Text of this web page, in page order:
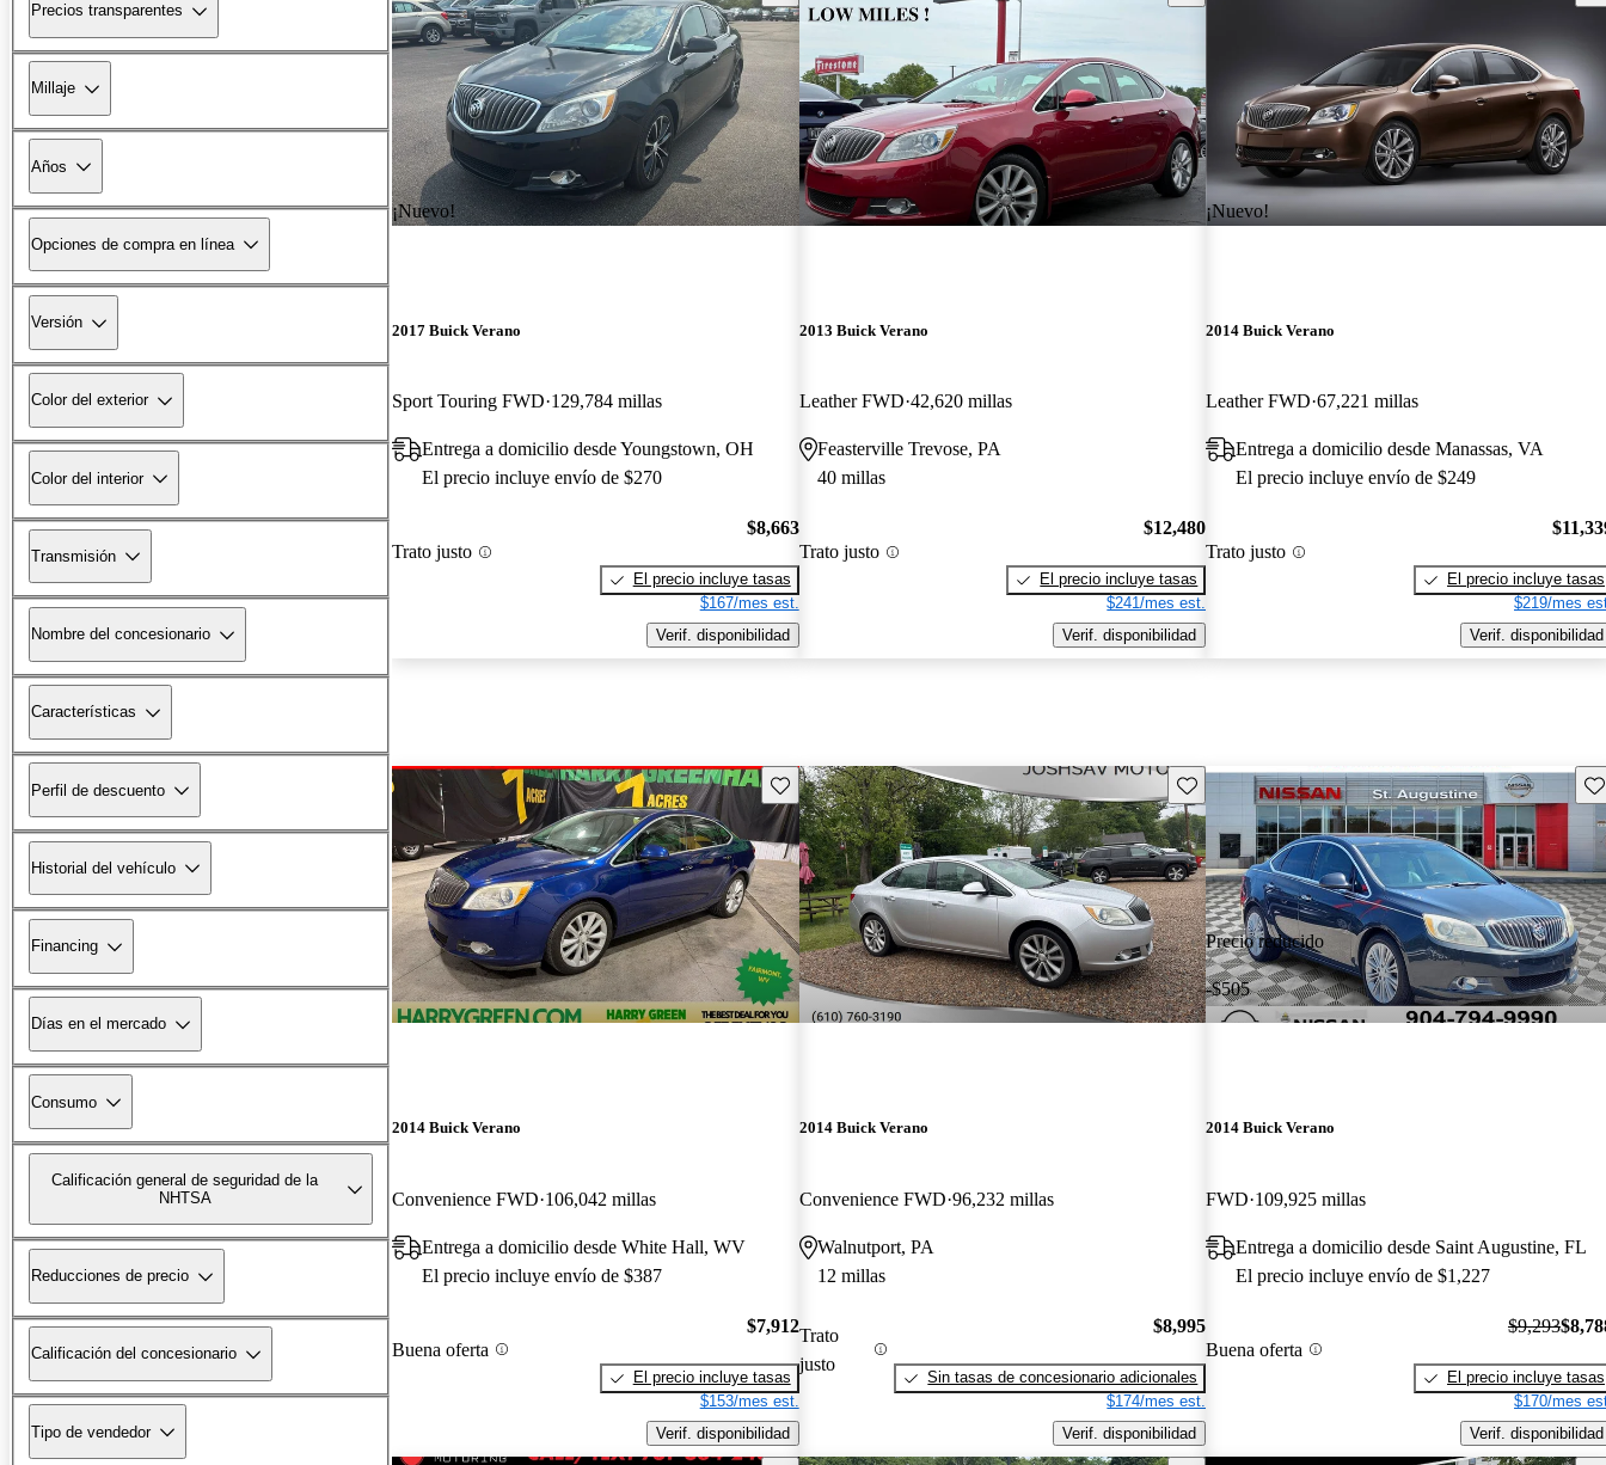
Precios transparentes
Millaje
Años
Opciones de compra en línea
Versión
Color del exterior
Color del interior
Transmisión
Nombre del concesionario
Características
Perfil de descuento
Historial del vehículo
Financing
Días en el mercado
Consumo
Calificación general de seguridad de la
NHTSA
Reducciones de precio
Calificación del concesionario
Tipo de vendedor
¡Nuevo!
2017 Buick Verano
Sport Touring FWD 129,784 millas
Entrega a domicilio desde Youngstown, OH
El precio incluye envío de $270
Trato justo
$8,663
El precio incluye tasas
$167/mes est.
Verif. disponibilidad
2013 Buick Verano
Leather FWD 42,620 millas
Feasterville Trevose, PA
40 millas
Trato justo
$12,480
El precio incluye tasas
$241/mes est.
Verif. disponibilidad
¡Nuevo!
2014 Buick Verano
Leather FWD 67,221 millas
Entrega a domicilio desde Manassas, VA
El precio incluye envío de $249
Trato justo
El precio incluye tasas
$219/mes
Verif. disponibilidad
Guarda este Aviso
2014 Buick Verano
Convenience FWD 106,042 millas
Entrega a domicilio desde White Hall, WV
El precio incluye envío de $387
Buena oferta
$7,912
El precio incluye tasas
$153/mes est.
Verif. disponibilidad
Guarda este Aviso
2014 Buick Verano
Convenience FWD 96,232 millas
Walnutport, PA
12 millas
Trato
justo
$8,995
Sin tasas de concesionario adicionales
$174/mes est.
Verif. disponibilidad
Precio reducido
-$505
2014 Buick Verano
FWD 109,925 millas
Entrega a domicilio desde Saint Augustine, FL
El precio incluye envío de $1,227
Buena oferta
$9,293
El precio incluye tasas
$170/mes
Verif. disponibilidad